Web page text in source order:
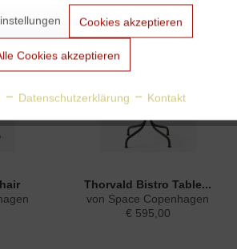
€ 490,00
Sofort lieferbar
Thorvald Bistro Table...
von Space Copenhagen
€ 595,00
Aktiv
Aktiv
Aktiv
Cookies akzeptieren
Cookies akzeptieren
Datenschutzerklärung Kontakt